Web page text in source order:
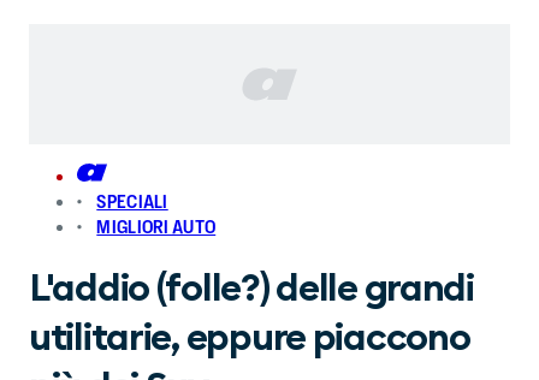
SPECIALI
MIGLIORI AUTO
L'addio (folle?) delle grandi
utilitarie, eppure piaccono